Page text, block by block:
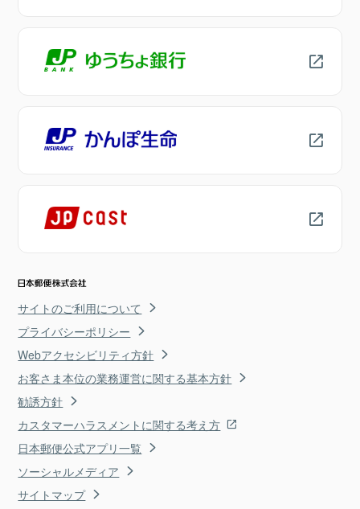
サイトのご利用について
プライバシーポリシー
Webアクセシビリティ方針
お客さま本位の業務運営に関する基本方針
勧誘方針
カスタマーハラスメントに関する考え方
日本郵便公式アプリ一覧
ソーシャルメディア
サイトマップ